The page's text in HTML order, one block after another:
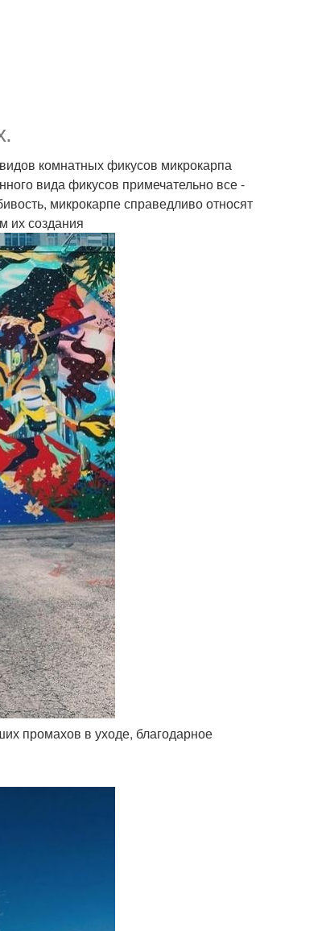
комнатных фикусов микрокарпа
вида фикусов примечательно все -
микрокарпе справедливо относят
их создания
промахов в уходе, благодарное